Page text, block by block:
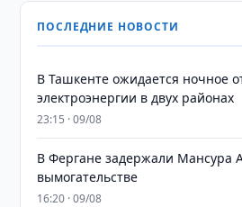
ПОСЛЕДНИЕ НОВОСТИ
В Ташкенте ожидается ночное
электроэнергии в двух районах
23:15 · 09/08
В Фергане задержали Мансура
вымогательстве
16:20 · 09/08